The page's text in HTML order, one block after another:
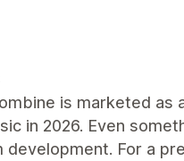
is marketed as
in 2026. Even
For a